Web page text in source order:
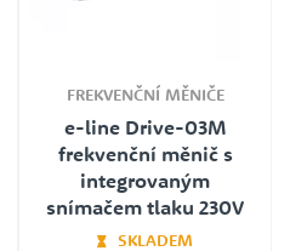
FREKVENČNÍ MĚNIČE
e-line Drive-03M
frekvenční měnič s
integrovaným
snímačem tlaku 230V
SKLADEM